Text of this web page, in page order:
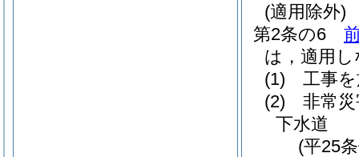
(適用除外)
第2条の6
は，適用
(1)
工事
(2)
非常
下水道
(平25